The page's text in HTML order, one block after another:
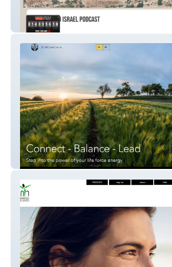
HOMEBOUND ISRAEL
Dr. Michael Lierow